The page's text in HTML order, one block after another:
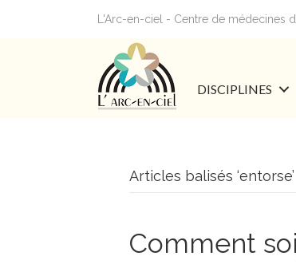
L'Arc-en-ciel - Centre de médecines
DISCIPLINES
Articles balisés ‘entorse’
Comment